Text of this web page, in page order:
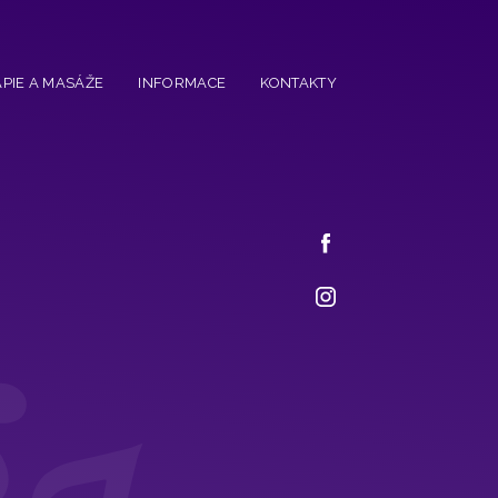
A MASÁŽE INFORMACE KONTAKTY